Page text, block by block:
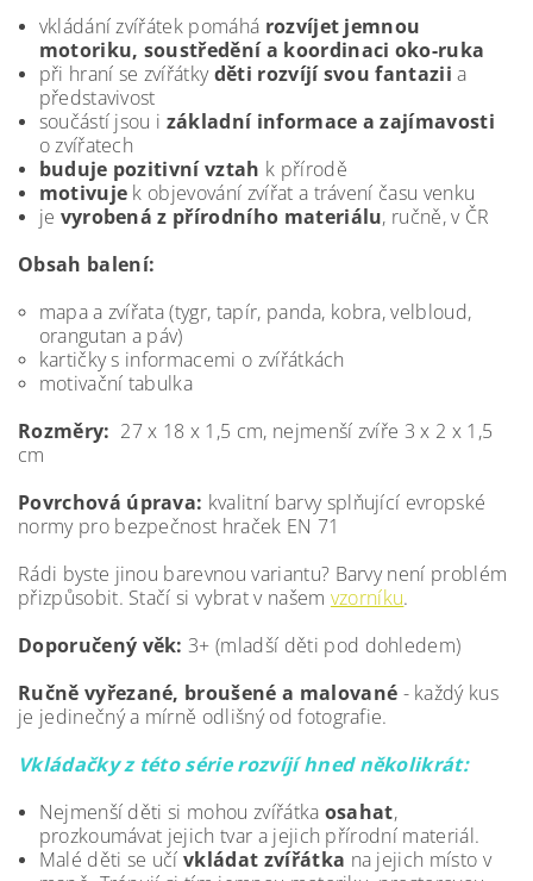
vkládání zvířátek pomáhá rozvíjet jemnou
motoriku, soustředění a koordinaci oko-ruka
při hraní se zvířátkyděti rozvíjí svou fantazii a
představivost
součástí jsou i základní informace a zajímavosti
o zvířatech
buduje pozitivní vztah k přírodě
motivuje k objevování zvířat a trávení času venku
je vyrobená z přírodního materiálu, ručně, v ČR
Obsah balení:
mapa a zvířata (tygr, tapír, panda, kobra, velbloud,
orangutan a páv)
kartičky s informacemi o zvířátkách
motivační tabulka
Rozměry: 27 x 18 x 1,5 cm, nejmenší zvíře 3 x 2 x 1,5
cm
Povrchová úprava: kvalitní barvy splňující evropské
normy pro bezpečnost hraček EN 71
Rádi byste jinou barevnou variantu? Barvy není problém
přizpůsobit. Stačí si vybrat v našem vzorníku.
Doporučený věk: 3+ (mladší děti pod dohledem)
Ručně vyřezané, broušené a malované - každý kus
je jedinečný a mírně odlišný od fotografie.
Vkládačky z této série rozvíjí hned několikrát:
Nejmenší děti si mohou zvířátka osahat,
prozkoumávat jejich tvar a jejich přírodní materiál.
Malé děti se učívkládat zvířátka na jejich místo v